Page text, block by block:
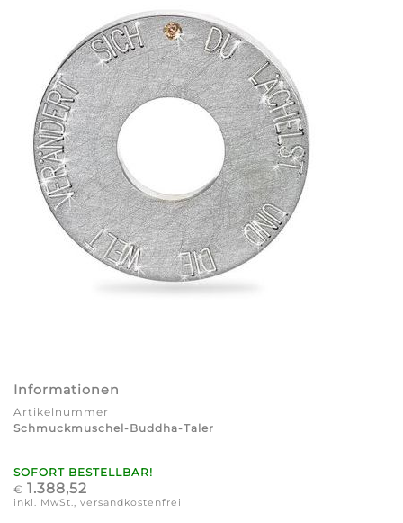
Informationen
Artikelnummer
Schmuckmuschel-Buddha-Taler
SOFORT BESTELLBAR!
€ 1.388,52
inkl. MwSt., versandkostenfrei